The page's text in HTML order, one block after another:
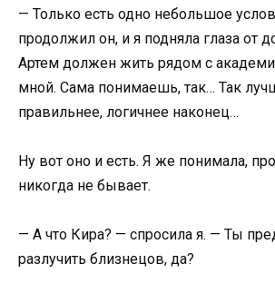
— Только есть одно небольшое
продолжил он, и я подняла глаза от
Артем должен жить рядом с
мной. Сама понимаешь, так… Так
правильнее, логичнее наконец…
Ну вот оно и есть. Я же понимала,
никогда не бывает.
— А что Кира? — спросила я. — Ты
разлучить близнецов, да?